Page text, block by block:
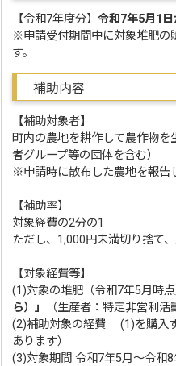
【令和7年度分】令和7年5月1
※申請受付期間中に対象堆肥の
す。
補助内容
【補助対象者】
町内の農地を耕作して農作物
者グループ等の団体を含む）
※申請時に散布した農地を報告
【補助率】
対象経費の2分の1
ただし、1,000円未満切り捨て、
【対象経費等】
(1)対象の堆肥（令和7年5月時点
ら）」
（生産者：特定非営利
(2)補助対象の経費 (1)を購入
あります）
(3)対象期間 令和7年5月～令和